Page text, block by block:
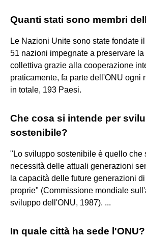
Quanti stati sono membri
Le Nazioni Unite sono state fondate
51 nazioni impegnate a preservare
collettiva grazie alla cooperazione
praticamente, fa parte dell'ONU ogni
in totale, 193 Paesi.
Che cosa si intende per
sostenibile?
"Lo sviluppo sostenibile è quello che
necessità delle attuali generazioni
la capacità delle future generazioni
proprie" (Commissione mondiale
sviluppo dell'ONU, 1987). ...
In quale città ha sede l'ONU?